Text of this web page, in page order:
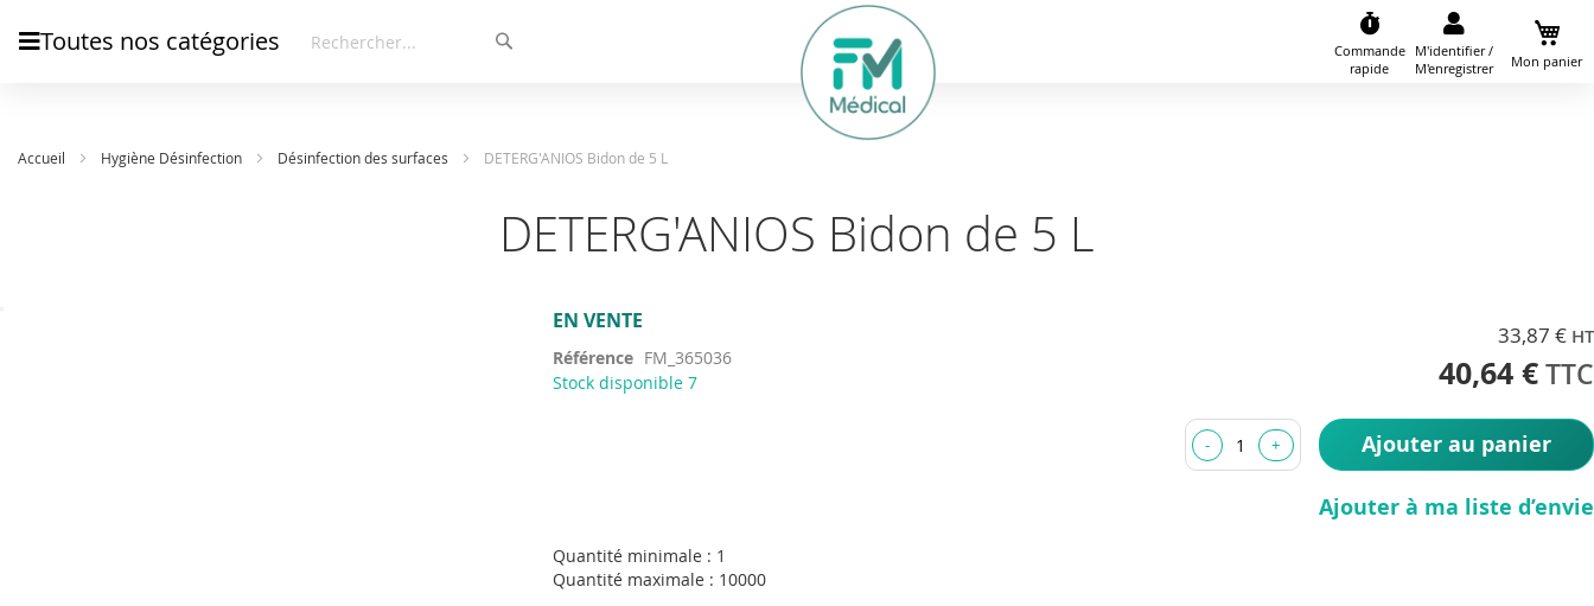
Toutes nos catégories
Commande
rapide
Mon panier
M'identifier /
M'enregistrer
Accueil Hygiène Désinfection Désinfection des surfaces DETERG'ANIOS Bidon de 5 L
DETERG'ANIOS Bidon de 5 L
EN VENTE
Référence FM_365036
Stock disponible 7
33,87 €
40,64 €
Ajouter au panier
Ajouter à ma liste d’envie
Quantité minimale : 1
Quantité maximale : 10000